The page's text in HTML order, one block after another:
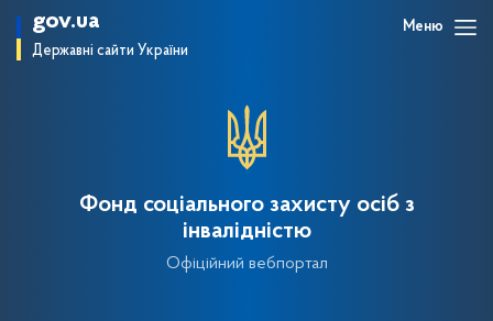
gov.ua
Державні сайти України
Меню
Фонд соціального захисту осіб з
інвалідністю
Офіційний вебпортал